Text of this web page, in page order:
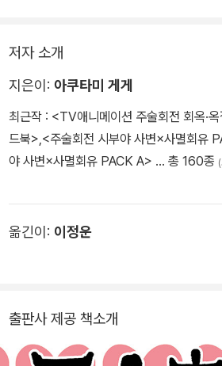
저자 소개
지은이: 아쿠타미 게게
최근작 : <TV애니메이션 주술회전 회옥·
드북>,<주술회전 시부야 사변×사멸회유
야 사변×사멸회유 PACK A> … 총 160종
옮긴이: 이정운
출판사 제공 책소개